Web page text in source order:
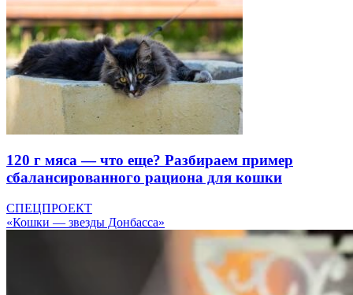
120 г мяса — что еще? Разбираем пример
сбалансированного рациона для кошки
СПЕЦПРОЕКТ
«Кошки — звезды Донбасса»